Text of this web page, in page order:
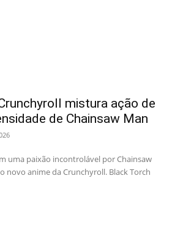
mistura ação de
de Chainsaw Man
uma paixão incontrolável por Chainsaw
novo anime da Crunchyroll. Black Torch